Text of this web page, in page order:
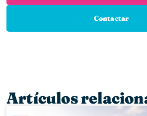
Contactar
Artículos